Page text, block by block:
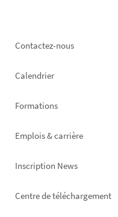
Footer
Contactez-nous
Calendrier
Formations
Emplois & carrière
Inscription News
Footer
Centre de téléchargement